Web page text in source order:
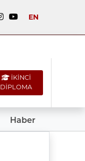
EN
İKİNCİ
DİPLOMA
Haber